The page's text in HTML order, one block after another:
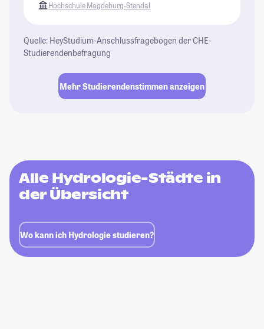
Hochschule Magdeburg-Stendal
Quelle: HeyStudium-Anschlussfragebogen der CHE-
Studierendenbefragung
Mehr Studierendenstimmen anzeigen
Alle Hydrologie-Städte in
der Übersicht
Wo kann ich Hydrologie studieren?